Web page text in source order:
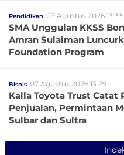
Pendidikan 07 Agustus 2026 13:33
SMA Unggulan KKSS
Amran Sulaiman
Foundation Program
Bisnis 07 Agustus 2026 13:29
Kalla Toyota Trust Catat
Penjualan, Permintaan
Sulbar dan Sultra